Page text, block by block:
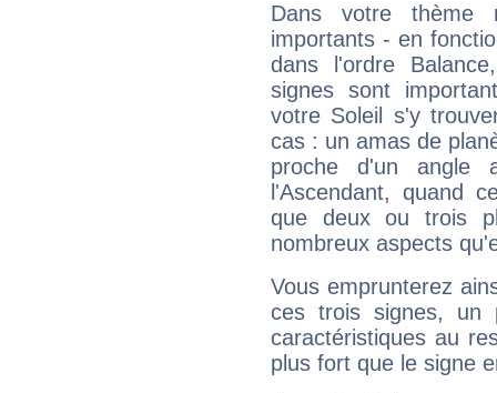
Dans votre thème
importants - en
dans l'ordre
signes sont
votre Soleil s'y
cas : un amas de
proche d'un
l'Ascendant, quand
que deux ou trois
nombreux aspects
Vous emprunterez
ces trois signes, un
caractéristiques au
plus fort que le signe